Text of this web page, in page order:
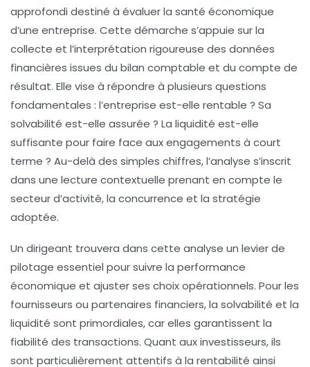
approfondi destiné à évaluer la santé économique
d’une entreprise. Cette démarche s’appuie sur la
collecte et l’interprétation rigoureuse des données
financières issues du bilan comptable et du compte de
résultat. Elle vise à répondre à plusieurs questions
fondamentales : l’entreprise est-elle rentable ? Sa
solvabilité est-elle assurée ? La liquidité est-elle
suffisante pour faire face aux engagements à court
terme ? Au-delà des simples chiffres, l’analyse s’inscrit
dans une lecture contextuelle prenant en compte le
secteur d’activité, la concurrence et la stratégie
adoptée.
Un dirigeant trouvera dans cette analyse un levier de
pilotage essentiel pour suivre la performance
économique et ajuster ses choix opérationnels. Pour les
fournisseurs ou partenaires financiers, la solvabilité et la
liquidité sont primordiales, car elles garantissent la
fiabilité des transactions. Quant aux investisseurs, ils
sont particulièrement attentifs à la rentabilité ainsi